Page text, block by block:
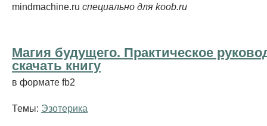
mindmachine.ru специально для koob.ru
Магия будущего. Практическое
cкачать книгу
в формате fb2
Темы: Эзотерика